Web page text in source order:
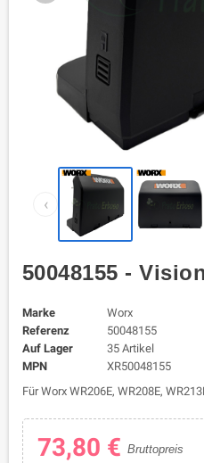
‹
50048155 -
Marke
Worx
Referenz
50048155
Auf Lager
35 Artikel
MPN
XR50048155
Für Worx WR206E, WR208E,
73,80 € Bruttopreis